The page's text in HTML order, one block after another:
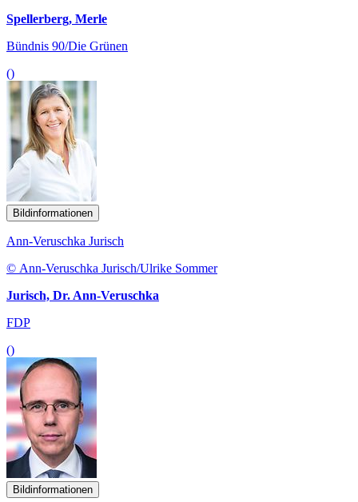
Spellerberg, Merle
Bündnis 90/Die Grünen
()
Bildinformationen
Ann-Veruschka Jurisch
© Ann-Veruschka Jurisch/Ulrike Sommer
Jurisch, Dr. Ann-Veruschka
FDP
()
Bildinformationen